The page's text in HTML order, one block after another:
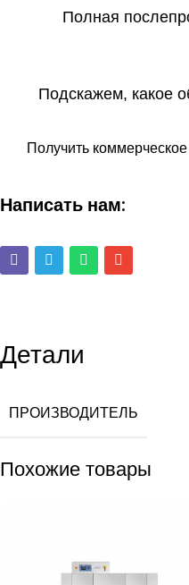
Полная
Подскажем, какое
Получить
Написать нам:
Детали
ПРОИЗВОДИТЕЛЬ
Похожие товары